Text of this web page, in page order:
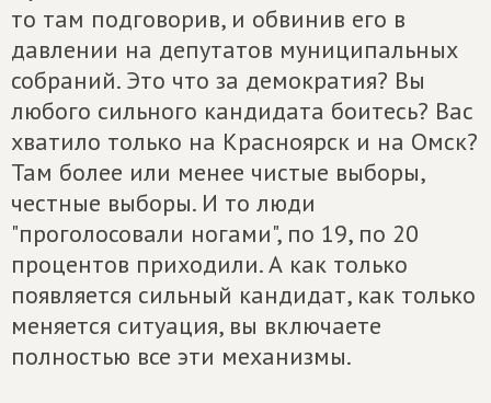
то там подговорив, и обвинив его в
давлении на депутатов муниципальных
собраний. Это что за демократия? Вы
любого сильного кандидата боитесь? Вас
хватило только на Красноярск и на Омск?
Там более или менее чистые выборы,
честные выборы. И то люди
"проголосовали ногами", по 19, по 20
процентов приходили. А как только
появляется сильный кандидат, как только
меняется ситуация, вы включаете
полностью все эти механизмы.